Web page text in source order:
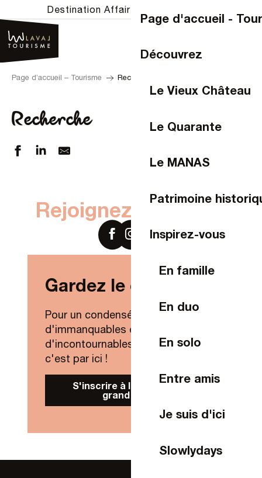
au
contenu
principal
Destination Affaires
Page d'accueil -
Découvrez
Le Vieux Château
Le Quarante
Le MANAS
Patrimoine
Inspirez-vous
En famille
En duo
En solo
Entre amis
Je suis d'ici
Slowlydays
Page d’accueil – Tourisme Recherche
Recherche
Rejoignez-nous sur
Gardez le contact !
Pour un condensé de nouveautés,
d'immanquables et
d'incontournables de Laval Agglo,
c'est par ici !
S'inscrire à la Newsletter
grand public